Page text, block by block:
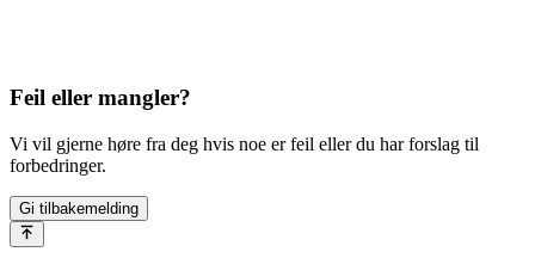
Feil eller mangler?
Vi vil gjerne høre fra deg hvis noe er feil eller du har forslag til
forbedringer.
Gi tilbakemelding